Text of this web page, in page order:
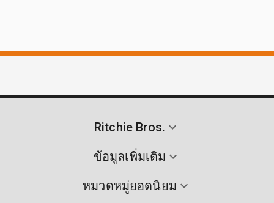
Ritchie Bros.
ข้อมูลเพิ่มเติม
หมวดหมู่ยอดนิยม